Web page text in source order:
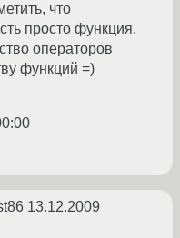
что
просто функция,
операторов
функций =)
13.12.2009